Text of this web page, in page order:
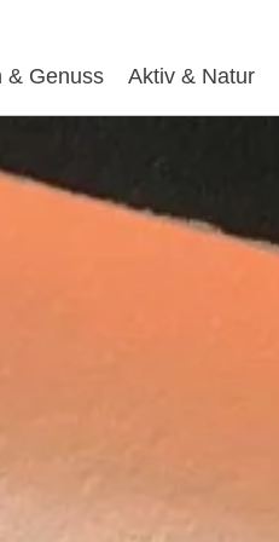
& Genuss Aktiv & Natur